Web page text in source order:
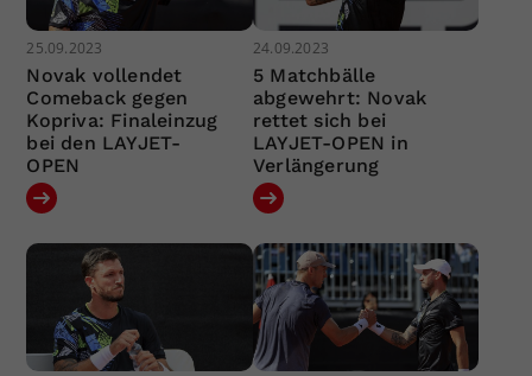
25.09.2023
Novak vollendet
Comeback gegen
Kopriva: Finaleinzug
bei den LAYJET-
OPEN
24.09.2023
5 Matchbälle
abgewehrt: Novak
rettet sich bei
LAYJET-OPEN in
Verlängerung